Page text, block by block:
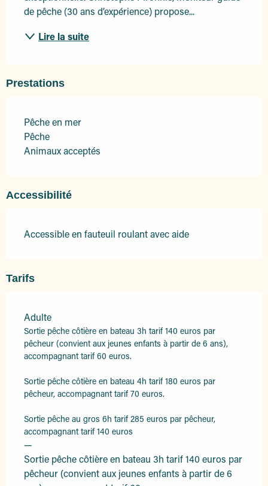
de pêche (30 ans d’expérience) propose...
Lire la suite
Prestations
Pêche en mer
Pêche
Animaux acceptés
Accessibilité
Accessible en fauteuil roulant avec aide
Tarifs
Tarifs 2026
Adulte
Sortie pêche côtière en bateau 3h tarif 140 euros par
pêcheur (convient aux jeunes enfants à partir de 6 ans),
accompagnant tarif 60 euros.
Sortie pêche côtière en bateau 4h tarif 180 euros par
pêcheur, accompagnant tarif 70 euros.
Sortie pêche au gros 6h tarif 285 euros par pêcheur,
accompagnant tarif 140 euros
—
Sortie pêche côtière en bateau 3h tarif 140 euros par
pêcheur (convient aux jeunes enfants à partir de 6